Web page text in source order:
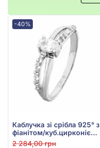
-40%
Каблучка зі срібла 925° з
фіанітом/куб.цирконієм,
арт. К2Ф/063
2 284,00 грн